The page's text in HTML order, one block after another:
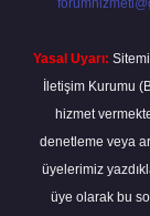
Yasal Uyarı:
İletişim Kurumu
hizmet
denetleme veya
üyelerimiz
üye olarak bu